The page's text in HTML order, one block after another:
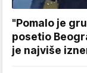
"Pomalo je
posetio
je najviše